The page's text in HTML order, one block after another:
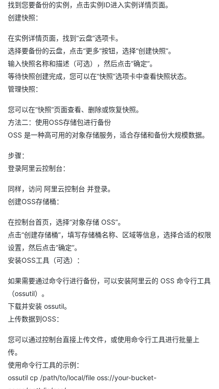
找到您要备份的实例，点击实例ID进入实例详情页面。
创建快照：
在实例详情页面，找到“云盘”选项卡。
选择要备份的云盘，点击“更多”按钮，选择“创建快照”。
输入快照名称和描述（可选），然后点击“确定”。
等待快照创建完成，您可以在“快照”选项卡中查看快照状态。
管理快照：
您可以在“快照”页面查看、删除或恢复快照。
方法二：使用OSS存储包进行备份
OSS 是一种高可用的对象存储服务，适合存储和备份大规模数据。
步骤：
登录阿里云控制台：
同样，访问 阿里云控制台 并登录。
创建OSS存储桶：
在控制台首页，选择“对象存储 OSS”。
点击“创建存储桶”，填写存储桶名称、区域等信息，选择合适的权限
设置，然后点击“确定”。
安装OSS工具（可选）：
如果需要通过命令行进行备份，可以安装阿里云的 OSS 命令行工具
（ossutil）。
下载并安装 ossutil。
上传数据到OSS：
您可以通过控制台直接上传文件，或使用命令行工具进行批量上
传。
使用命令行工具的示例：
ossutil cp /path/to/local/file oss://your-bucket-